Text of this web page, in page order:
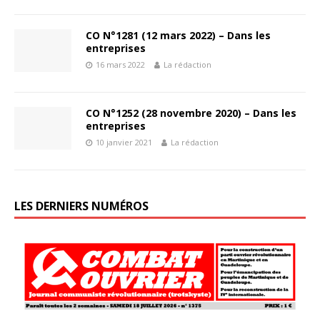
CO N°1281 (12 mars 2022) – Dans les
entreprises
16 mars 2022 La rédaction
CO N°1252 (28 novembre 2020) – Dans les
entreprises
10 janvier 2021 La rédaction
LES DERNIERS NUMÉROS